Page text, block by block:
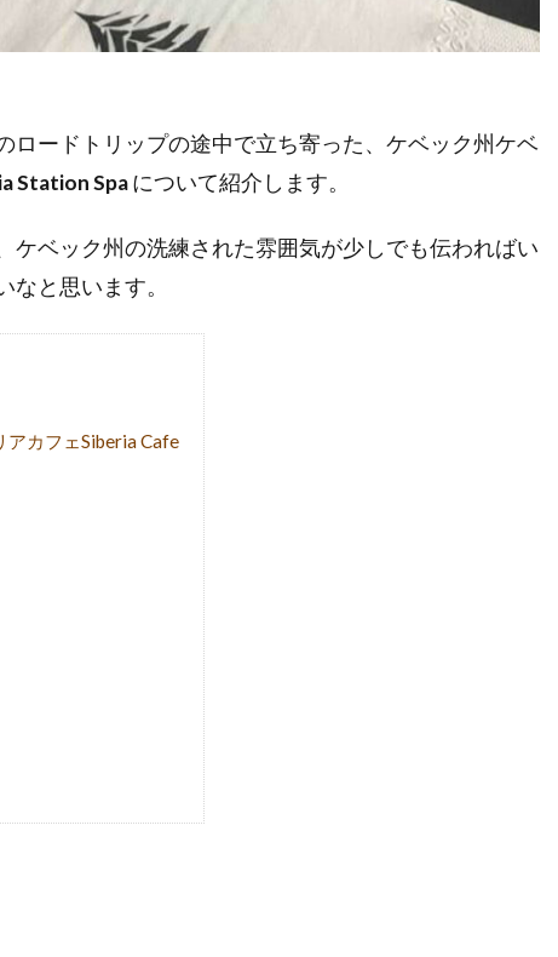
ロードトリップの途中で立ち寄った、ケベック州ケベ
Station Spaについて紹介します。
ケベック州の洗練された雰囲気が少しでも伝わればい
なと思います。
カフェSiberia Cafe